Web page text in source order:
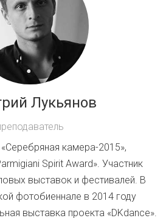
Лукьянов
камера-2015»,
Spirit Award». Участник
выставок и фестивалей. В
фотобиеннале в 2014 году
выставка проекта «DKdance».